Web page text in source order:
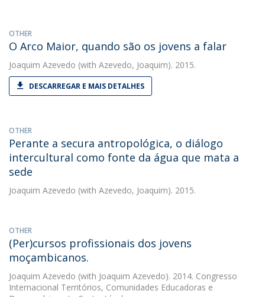
OTHER
O Arco Maior, quando são os jovens a falar
Joaquim Azevedo (with Azevedo, Joaquim). 2015.
DESCARREGAR E MAIS DETALHES
OTHER
Perante a secura antropológica, o diálogo
intercultural como fonte da água que mata a
sede
Joaquim Azevedo (with Azevedo, Joaquim). 2015.
OTHER
(Per)cursos profissionais dos jovens
moçambicanos.
Joaquim Azevedo (with Joaquim Azevedo). 2014. Congresso
Internacional Territórios, Comunidades Educadoras e